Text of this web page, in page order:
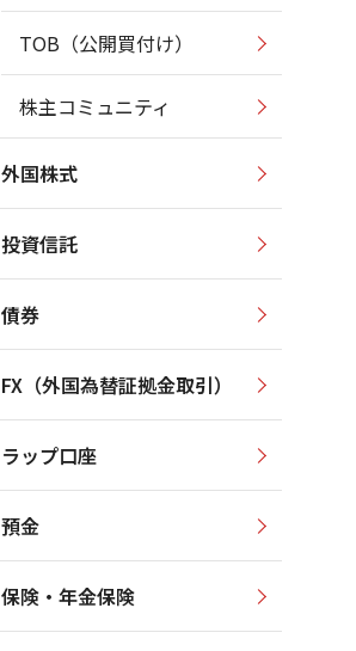
TOB（公開買付け）
株主コミュニティ
外国株式
投資信託
債券
FX（外国為替証拠金取引）
ラップ口座
預金
保険・年金保険